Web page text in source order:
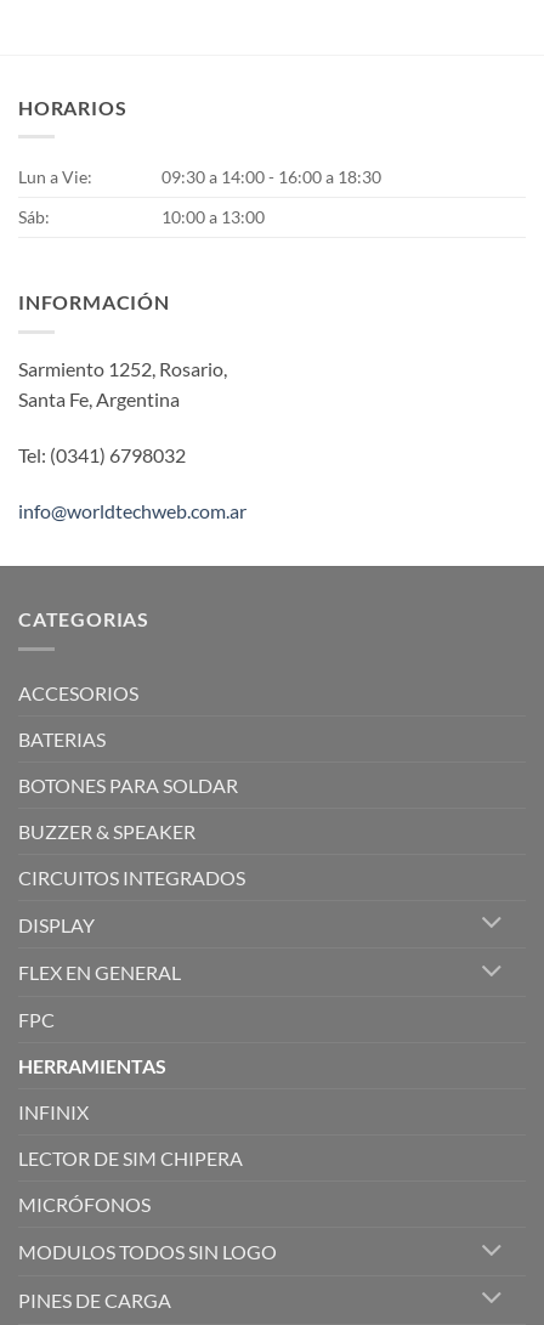
HORARIOS
Lun a Vie:
09:30 a 14:00 - 16:00 a 18:30
Sáb:
10:00 a 13:00
INFORMACIÓN
Sarmiento 1252, Rosario,
Santa Fe, Argentina
Tel: (0341) 6798032
info@worldtechweb.com.ar
CATEGORIAS
ACCESORIOS
BATERIAS
BOTONES PARA SOLDAR
BUZZER & SPEAKER
CIRCUITOS INTEGRADOS
DISPLAY
FLEX EN GENERAL
FPC
HERRAMIENTAS
INFINIX
LECTOR DE SIM CHIPERA
MICRÓFONOS
MODULOS TODOS SIN LOGO
PINES DE CARGA